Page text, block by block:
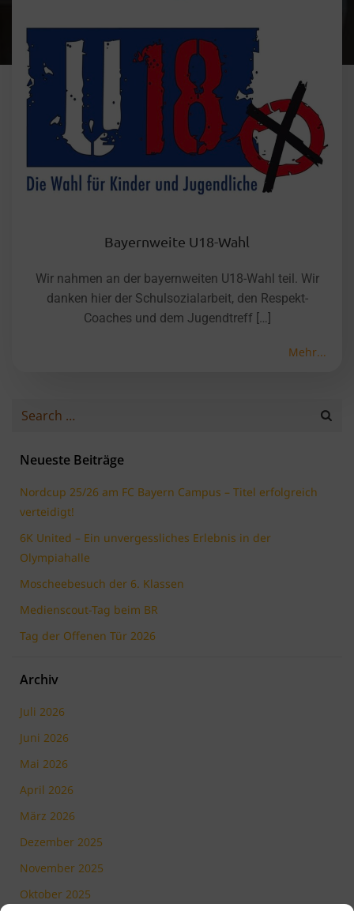
Bayernweite U18-Wahl
Wir nahmen an der bayernweiten U18-Wahl teil. Wir
danken hier der Schulsozialarbeit, den Respekt-
Coaches und dem Jugendtreff […]
Mehr...
Search
Neueste Beiträge
Nordcup 25/26 am FC Bayern Campus – Titel erfolgreich
verteidigt!
6K United – Ein unvergessliches Erlebnis in der
Olympiahalle
Moscheebesuch der 6. Klassen
Medienscout-Tag beim BR
Tag der Offenen Tür 2026
Archiv
Juli 2026
Juni 2026
Mai 2026
April 2026
März 2026
Dezember 2025
November 2025
Oktober 2025